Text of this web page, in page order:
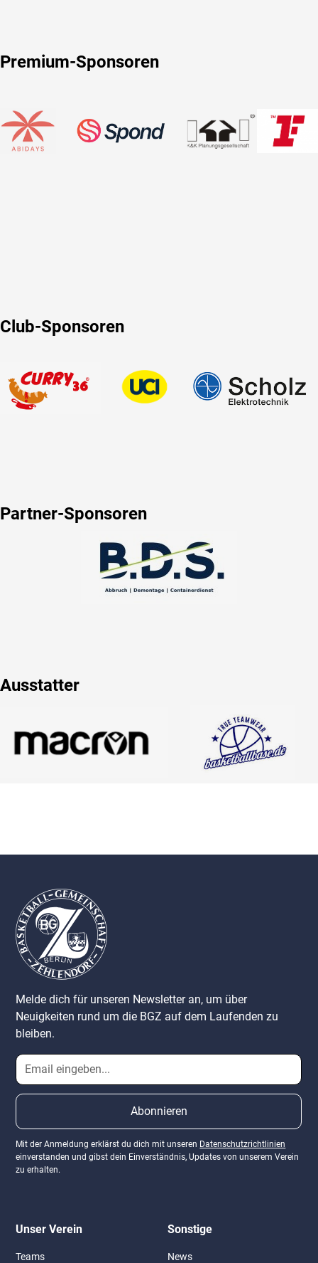
Premium-Sponsoren
Club-Sponsoren
Partner-Sponsoren
Ausstatter
Melde dich für unseren Newsletter an, um über
Neuigkeiten rund um die BGZ auf dem Laufenden zu
bleiben.
Mit der Anmeldung erklärst du dich mit unseren Datenschutzrichtlinien
einverstanden und gibst dein Einverständnis, Updates von unserem Verein
zu erhalten.
Unser Verein
Teams
Sonstige
News